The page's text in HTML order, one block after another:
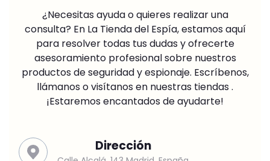
¿Necesitas ayuda o quieres realizar una
consulta? En La Tienda del Espía, estamos aquí
para resolver todas tus dudas y ofrecerte
asesoramiento profesional sobre nuestros
productos de seguridad y espionaje. Escríbenos,
llámanos o visítanos en nuestras tiendas .
¡Estaremos encantados de ayudarte!
Dirección